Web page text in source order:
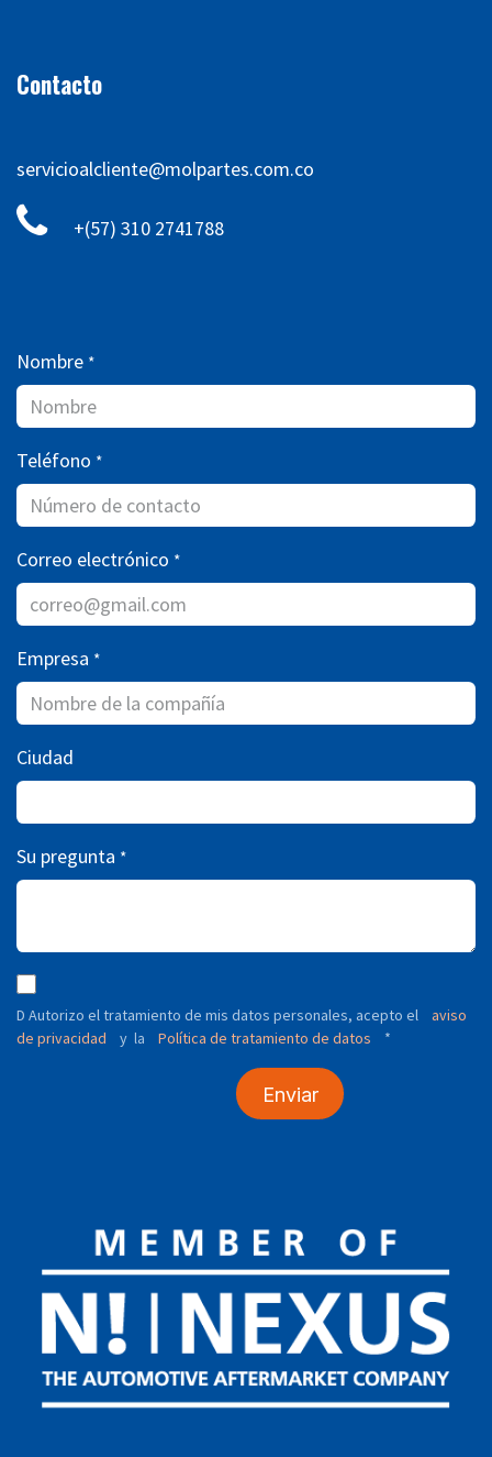
Contacto
servicioalcliente@molpartes.com.co
+(57) 310 2741788
Nombre *
Teléfono *
Correo electrónico *
Empresa *
Ciudad
Su pregunta *
D Autorizo ​​el tratamiento de mis datos personales, acepto el
aviso
de privacidad
y la Política de tratamiento de datos *
Enviar